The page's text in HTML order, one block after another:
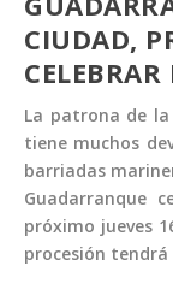
CIUDAD,
La patrona de
tiene muchos
barriadas
Guadarranque
próximo jueves
procesión tendrá